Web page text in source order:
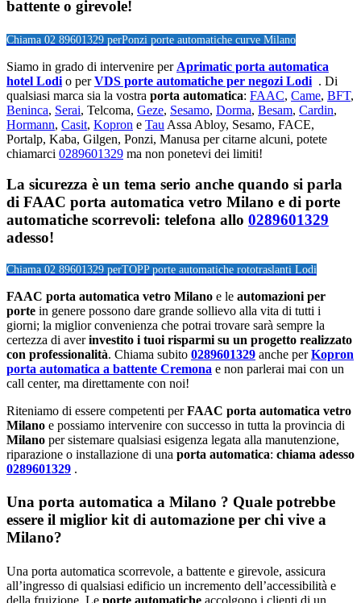
battente o girevole!
Chiama 02 89601329 perPonzi porte automatiche curve Milano
Siamo in grado di intervenire per Aprimatic porta automatica
hotel Lodi o perVDS porte automatiche per negozi Lodi . Di
qualsiasi marca sia la vostra porta automatica: FAAC, Came, BFT,
Beninca, Serai, Telcoma, Geze, Sesamo, Dorma, Besam, Cardin,
Hormann, Casit, Kopron e Tau Assa Abloy, Sesamo, FACE,
Portalp, Kaba, Gilgen, Ponzi, Manusa per citarne alcuni, potete
chiamarci 0289601329 ma non ponetevi dei limiti!
La sicurezza è un tema serio anche quando si parla
di FAAC porta automatica vetro Milano e di porte
automatiche scorrevoli: telefona allo 0289601329
adesso!
Chiama 02 89601329 perTOPP porte automatiche rototraslanti Lodi
FAAC porta automatica vetro Milano e le automazioni per
porte in genere possono dare grande sollievo alla vita di tutti i
giorni; la miglior convenienza che potrai trovare sarà sempre la
certezza di averinvestito i tuoi risparmi su un progetto realizzato
con professionalità. Chiama subito 0289601329 anche perKopron
porta automatica a battente Cremona e non parlerai mai con un
call center, ma direttamente con noi!
Riteniamo di essere competenti perFAAC porta automatica vetro
Milano e possiamo intervenire con successo in tutta la provincia di
Milano per sistemare qualsiasi esigenza legata alla manutenzione,
riparazione o installazione di una porta automatica: chiama adesso
0289601329 .
Una porta automatica a Milano ? Quale potrebbe
essere il miglior kit di automazione per chi vive a
Milano?
Una porta automatica scorrevole, a battente e girevole, assicura
all’ingresso di qualsiasi edificio un incremento dell’accessibilità e
della fruizione. Le porte automatiche accolgono i clienti di un